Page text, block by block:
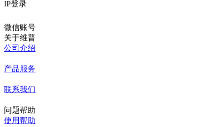
IP登录
微信账号
关于维普
公司介绍
产品服务
联系我们
问题帮助
使用帮助